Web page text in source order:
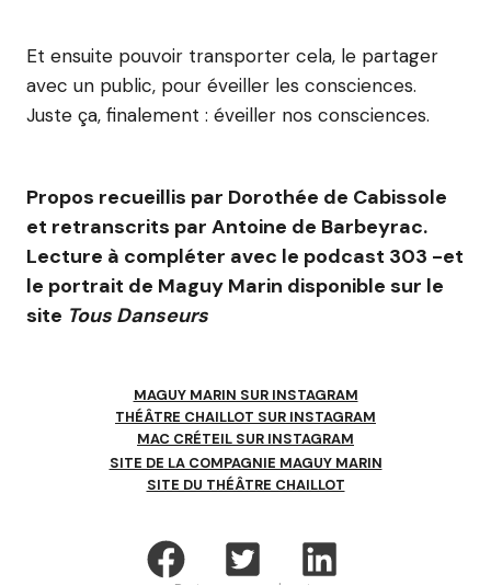
Et ensuite pouvoir transporter cela, le partager
avec un public, pour éveiller les consciences.
Juste ça, finalement : éveiller nos consciences.
Propos recueillis par Dorothée de Cabissole
et retranscrits par Antoine de Barbeyrac.
Lecture à compléter avec le podcast 303 -et
le portrait de Maguy Marin disponible sur le
site Tous Danseurs
MAGUY MARIN SUR INSTAGRAM
THÉÂTRE CHAILLOT SUR INSTAGRAM
MAC CRÉTEIL SUR INSTAGRAM
SITE DE LA COMPAGNIE MAGUY MARIN
SITE DU THÉÂTRE CHAILLOT